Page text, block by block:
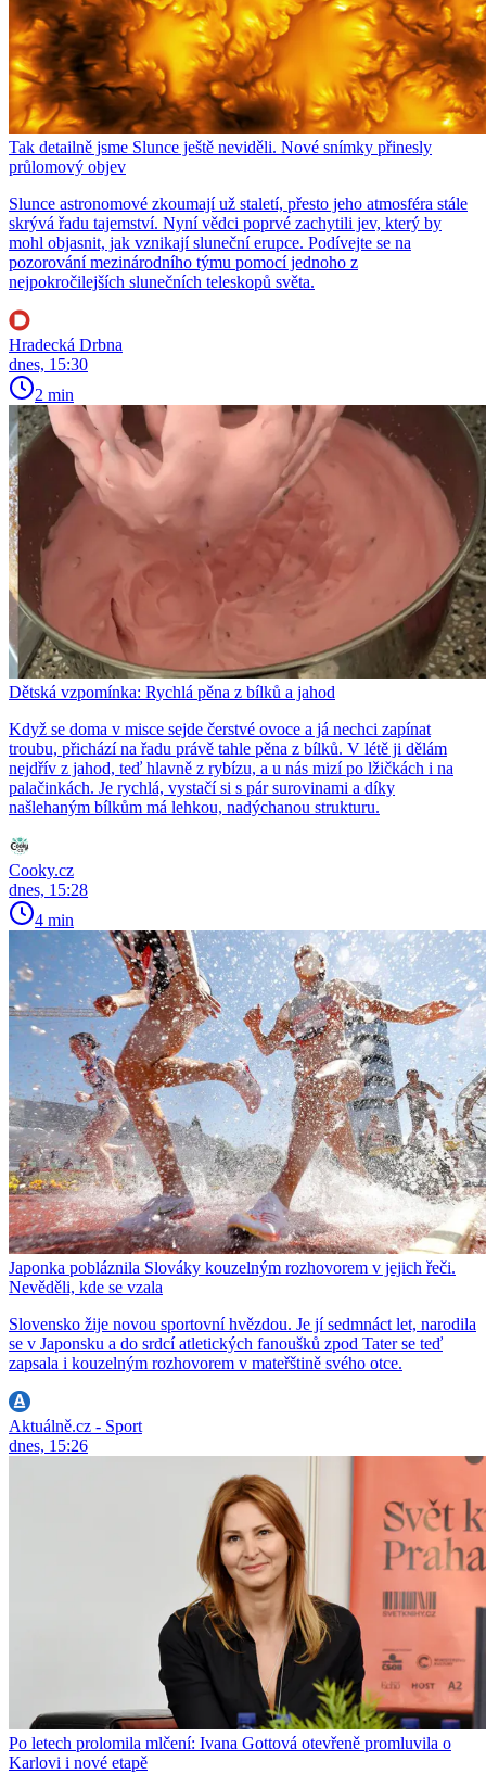
Tak detailně jsme Slunce ještě neviděli. Nové snímky přinesly
průlomový objev
Slunce astronomové zkoumají už staletí, přesto jeho atmosféra stále
skrývá řadu tajemství. Nyní vědci poprvé zachytili jev, který by
mohl objasnit, jak vznikají sluneční erupce. Podívejte se na
pozorování mezinárodního týmu pomocí jednoho z
nejpokročilejších slunečních teleskopů světa.
Hradecká Drbna
dnes, 15:30
2 min
Dětská vzpomínka: Rychlá pěna z bílků a jahod
Když se doma v misce sejde čerstvé ovoce a já nechci zapínat
troubu, přichází na řadu právě tahle pěna z bílků. V létě ji dělám
nejdřív z jahod, teď hlavně z rybízu, a u nás mizí po lžičkách i na
palačinkách. Je rychlá, vystačí si s pár surovinami a díky
našlehaným bílkům má lehkou, nadýchanou strukturu.
Cooky.cz
dnes, 15:28
4 min
Japonka pobláznila Slováky kouzelným rozhovorem v jejich řeči.
Nevěděli, kde se vzala
Slovensko žije novou sportovní hvězdou. Je jí sedmnáct let, narodila
se v Japonsku a do srdcí atletických fanoušků zpod Tater se teď
zapsala i kouzelným rozhovorem v mateřštině svého otce.
Aktuálně.cz - Sport
dnes, 15:26
Po letech prolomila mlčení: Ivana Gottová otevřeně promluvila o
Karlovi i nové etapě